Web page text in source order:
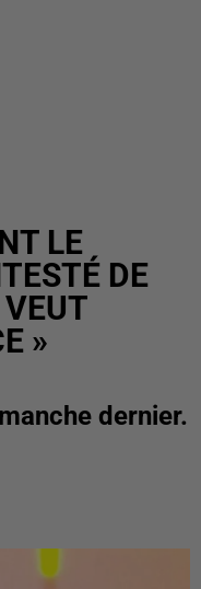
LE
DE
»
dernier.